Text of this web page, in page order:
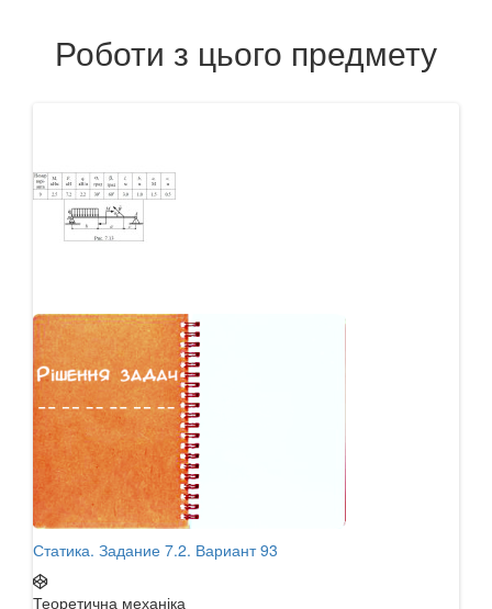
Роботи з цього предмету
Статика. Задание 7.2. Вариант 93
Теоретична механіка